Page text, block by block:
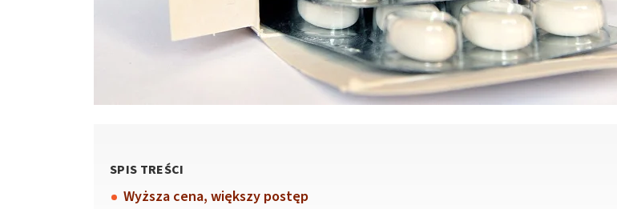
SPIS TREŚCI
Wyższa cena, większy postęp